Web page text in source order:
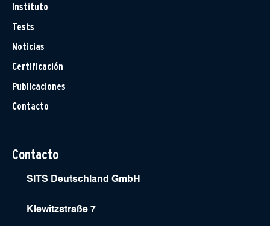
Instituto
Tests
Noticias
Certificación
Publicaciones
Contacto
Contacto
SITS Deutschland GmbH
Klewitzstraße 7